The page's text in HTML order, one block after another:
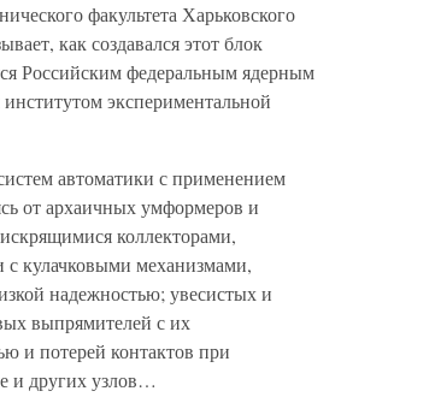
факультета Харьковского
как создавался этот блок
Российским федеральным ядерным
экспериментальной
автоматики с применением
от архаичных умформеров и
коллекторами,
с кулачковыми механизмами,
надежностью; увесистых и
выпрямителей с их
и потерей контактов при
и других узлов…